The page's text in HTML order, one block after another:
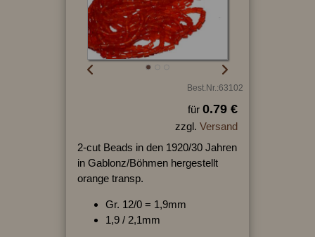
Best.Nr.:63102
für 0.79 €
zzgl. Versand
2-cut Beads in den 1920/30 Jahren
in Gablonz/Böhmen hergestellt
orange transp.
Gr. 12/0 = 1,9mm
1,9 / 2,1mm